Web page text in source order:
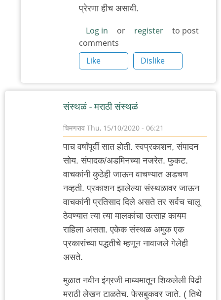
प्रेरणा हीच असावी.
Log in or register
to post
comments
Like
Dislike
संस्थळं - मराठी संस्थळं
चिमणराव Thu, 15/10/2020 - 06:21
पाच वर्षांपूर्वी सात होती. स्वप्रकाशन, संपादन
सोय. संपादक/अडमिनच्या नजरेत. फुकट.
वाचकांनी कुठेही जाऊन वाचण्यात अडचण
नव्हती. प्रकाशन झालेल्या संस्थळावर जाऊन
वाचकांनी प्रतिसाद दिले असते तर सर्वच चालू
ठेवण्यात त्या त्या मालकांचा उत्साह कायम
राहिला असता. एकेक संस्थळ अमुक एक
प्रकारांच्या पद्धतीचे म्हणून नावाजले गेलेही
असते.
मुळात नवीन इंग्रजी माध्यमातून शिकलेली पिढी
मराठी लेखन टाळतेच. फेसबुकवर जाते. ( तिथे